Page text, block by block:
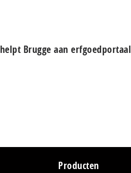
Brugge aan erfgoedportaal
Producten